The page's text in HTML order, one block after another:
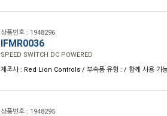
상품번호 : 1948296
IFMR0036
SPEED SWITCH DC POWERED
제조사 : Red Lion Controls / 부속품 유형 : / 함께 사용 가
상품번호 : 1948295